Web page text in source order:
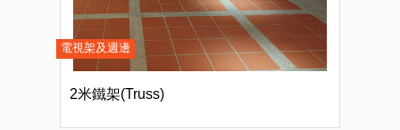
電視架及週邊
2米鐵架(Truss)